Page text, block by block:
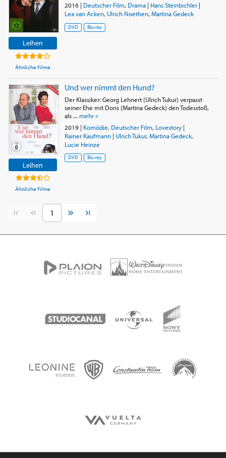
Leihen
Ähnliche Filme
2016| Deutscher Film, Drama| Hans Steinbichler|
Lea van Acken, Ulrich Noethen, Martina Gedeck
DVD Blu-ray
Leihen
Ähnliche Filme
Und wer nimmt den Hund?
Der Klassiker: Georg Lehnert (Ulrich Tukur) verpasst
seiner Ehe mit Doris (Martina Gedeck) den Todesstoß,
als ... mehr »
2019| Komödie, Deutscher Film, Lovestory|
Rainer Kaufmann| Ulrich Tukur, Martina Gedeck,
Lucie Heinze
DVD Blu-ray
Vorherige SeiteNächste Seite